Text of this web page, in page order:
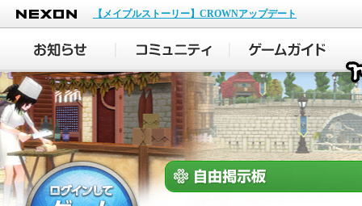
NEXON
【メイプルストーリー】CROWNアップデート